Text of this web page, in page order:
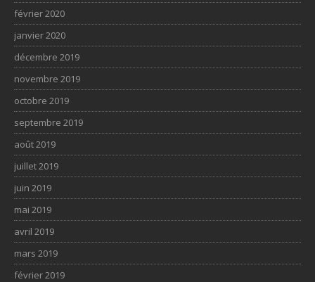
février 2020
janvier 2020
décembre 2019
novembre 2019
octobre 2019
septembre 2019
août 2019
juillet 2019
juin 2019
mai 2019
avril 2019
mars 2019
février 2019